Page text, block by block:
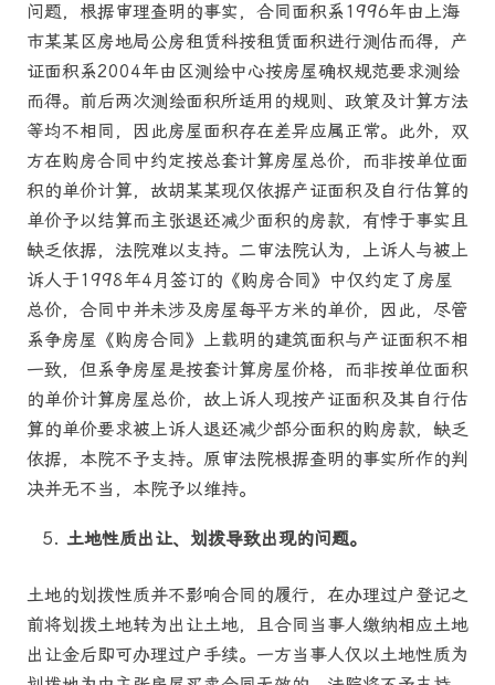
问题，根据审理查明的事实，合同面积系1996年由上海
市某某区房地局公房租赁科按租赁面积进行测估而得，产
证面积系2004年由区测绘中心按房屋确权规范要求测绘
而得。前后两次测绘面积所适用的规则、政策及计算方法
等均不相同，因此房屋面积存在差异应属正常。此外，双
方在购房合同中约定按总套计算房屋总价，而非按单位面
积的单价计算，故胡某某现仅依据产证面积及自行估算的
单价予以结算而主张退还减少面积的房款，有悖于事实且
缺乏依据，法院难以支持。二审法院认为，上诉人与被上
诉人于1998年4月签订的《购房合同》中仅约定了房屋
总价，合同中并未涉及房屋每平方米的单价，因此，尽管
系争房屋《购房合同》上载明的建筑面积与产证面积不相
一致，但系争房屋是按套计算房屋价格，而非按单位面积
的单价计算房屋总价，故上诉人现按产证面积及其自行估
算的单价要求被上诉人退还减少部分面积的购房款，缺乏
依据，本院不予支持。原审法院根据查明的事实所作的判
决并无不当，本院予以维持。
土地性质出让、划拨导致出现的问题。
土地的划拨性质并不影响合同的履行，在办理过户登记之
前将划拨土地转为出让土地，且合同当事人缴纳相应土地
出让金后即可办理过户手续。一方当事人仅以土地性质为